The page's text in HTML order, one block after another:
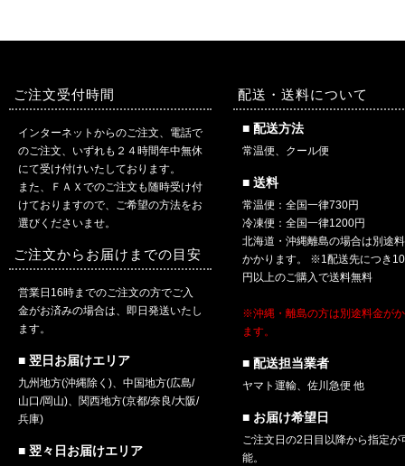
ご注文受付時間
インターネットからのご注文、電話で
のご注文、いずれも２４時間年中無休
にて受け付けいたしております。
また、ＦＡＸでのご注文も随時受け付
けておりますので、ご希望の方法をお
選びくださいませ。
ご注文からお届けまでの目安
営業日16時までのご注文の方でご入
金がお済みの場合は、即日発送いたし
ます。
■ 翌日お届けエリア
九州地方(沖縄除く)、中国地方(広島/
山口/岡山)、関西地方(京都/奈良/大阪/
兵庫)
■ 翌々日お届けエリア
配送・送料について
■ 配送方法
常温便、クール便
■ 送料
常温便：全国一律730円
冷凍便：全国一律1200円
北海道・沖縄離島の場合は別途
かかります。 ※1配送先につき
円以上のご購入で送料無料
※沖縄・離島の方は別途料金が
ます。
■ 配送担当業者
ヤマト運輸、佐川急便 他
■ お届け希望日
ご注文日の2日目以降から指定が
能。